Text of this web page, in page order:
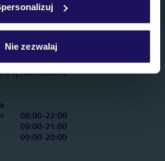
Nie zezwalaj
Rezerwacji
wg stawki operatora
08:00-22:00
09:00-21:00
09:00-20:00